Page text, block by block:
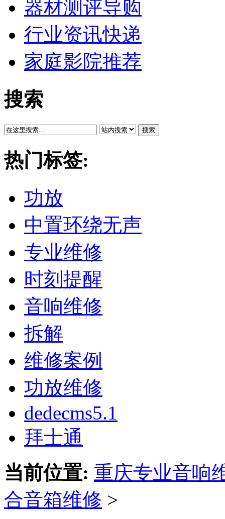
器材测评导购
行业资讯快递
家庭影院推荐
搜索
搜索
热门标签:
功放
中置环绕无声
专业维修
时刻提醒
音响维修
拆解
维修案例
功放维修
dedecms5.1
拜士通
当前位置: 重庆专业音响
合音箱维修 >